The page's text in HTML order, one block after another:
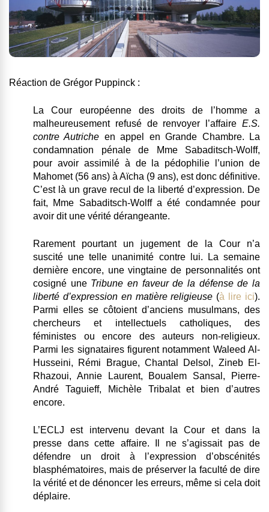
Réaction de Grégor Puppinck :
La Cour européenne des droits de l’homme a
malheureusement refusé de renvoyer l’affaire E.S.
contre Autriche en appel en Grande Chambre.
La
condamnation pénale de Mme Sabaditsch-Wolff,
pour avoir assimilé à de la pédophilie l’union de
Mahomet (56 ans) à Aïcha (9 ans), est donc définitive.
C’est là un grave recul de la liberté d’expression. De
fait, Mme Sabaditsch-Wolff a été condamnée pour
avoir dit une vérité dérangeante.
Rarement pourtant un jugement de la Cour n’a
suscité une telle unanimité contre lui. La semaine
dernière encore, une vingtaine de personnalités ont
cosigné une Tribune en faveur de la défense de la
liberté d’expression en matière religieuse (à lire ici).
Parmi elles se côtoient d’anciens musulmans, des
chercheurs et intellectuels catholiques, des
féministes ou encore des auteurs non-religieux.
Parmi les signataires figurent notamment Waleed Al-
Husseini, Rémi Brague, Chantal Delsol, Zineb El-
Rhazoui, Annie Laurent, Boualem Sansal, Pierre-
André Taguieff, Michèle Tribalat et bien d’autres
encore.
L’ECLJ est intervenu devant la Cour et dans la
presse dans cette affaire. Il ne s’agissait pas de
défendre un droit à l’expression d’obscénités
blasphématoires, mais de préserver la faculté de dire
la vérité et de dénoncer les erreurs, même si cela doit
déplaire.